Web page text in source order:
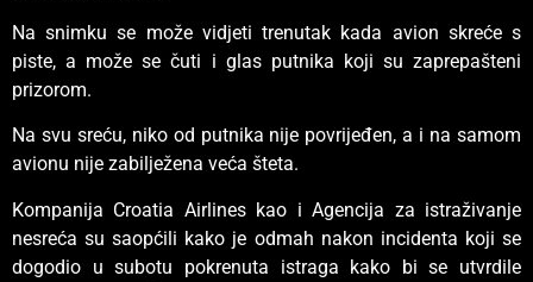
Na snimku se može vidjeti trenutak kada avion skreće s
piste, a može se čuti i glas putnika koji su zaprepašteni
prizorom.
Na svu sreću, niko od putnika nije povrijeđen, a i na samom
avionu nije zabilježena veća šteta.
Kompanija Croatia Airlines kao i Agencija za istraživanje
nesreća su saopćili kako je odmah nakon incidenta koji se
dogodio u subotu pokrenuta istraga kako bi se utvrdile